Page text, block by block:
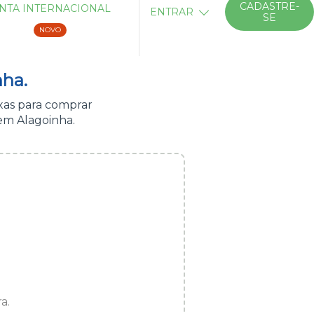
INTERNACIONAL
NOVO
ENTRAR
CADASTRE-
SE
para comprar
Alagoinha.